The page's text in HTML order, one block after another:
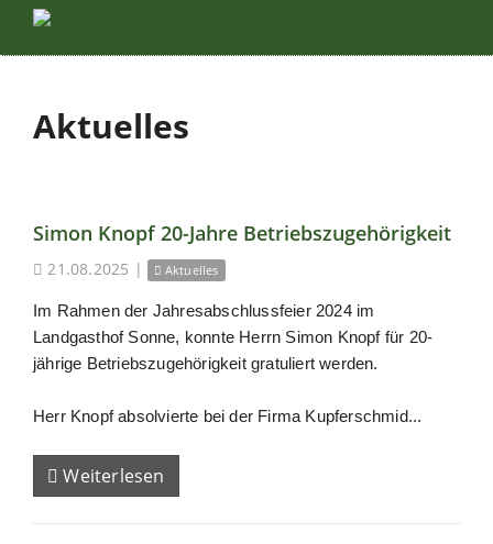
Aktuelles
Simon Knopf 20-Jahre Betriebszugehörigkeit
21.08.2025 | Aktuelles
Im Rahmen der Jahresabschlussfeier 2024 im
Landgasthof Sonne, konnte Herrn Simon Knopf für 20-
jährige Betriebszugehörigkeit gratuliert werden.
Herr Knopf absolvierte bei der Firma Kupferschmid...
Weiterlesen